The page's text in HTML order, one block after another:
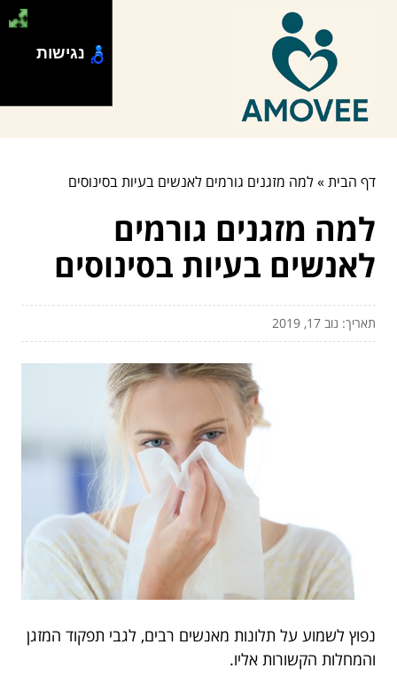
דף הבית»למה מזגנים גורמים לאנשים בעיות בסינוסים
למה מזגנים גורמים
לאנשים בעיות בסינוסים
תאריך: נוב 17, 2019
נפוץ לשמוע על תלונות מאנשים רבים, לגבי תפקוד המזגן
והמחלות הקשורות אליו.
נגישות